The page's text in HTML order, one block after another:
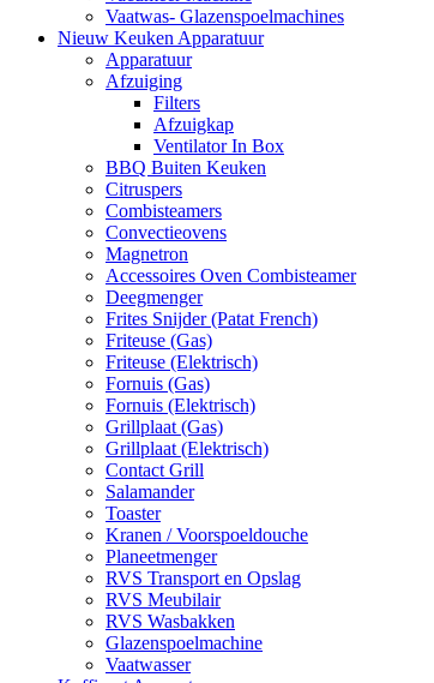
Vaatwas- Glazenspoelmachines
Nieuw Keuken Apparatuur
Apparatuur
Afzuiging
Filters
Afzuigkap
Ventilator In Box
BBQ Buiten Keuken
Citruspers
Combisteamers
Convectieovens
Magnetron
Accessoires Oven Combisteamer
Deegmenger
Frites Snijder (Patat French)
Friteuse (Gas)
Friteuse (Elektrisch)
Fornuis (Gas)
Fornuis (Elektrisch)
Grillplaat (Gas)
Grillplaat (Elektrisch)
Contact Grill
Salamander
Toaster
Kranen / Voorspoeldouche
Planeetmenger
RVS Transport en Opslag
RVS Meubilair
RVS Wasbakken
Glazenspoelmachine
Vaatwasser